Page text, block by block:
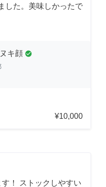
した。美味しかったで
キ顔 check_circle
¥10,000
！ ストックしやすい